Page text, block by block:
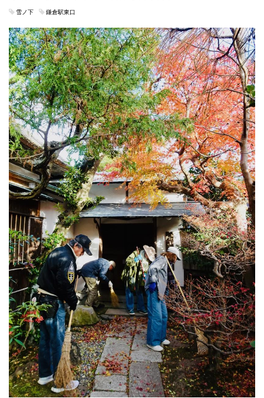
雪ノ下 鎌倉駅東口